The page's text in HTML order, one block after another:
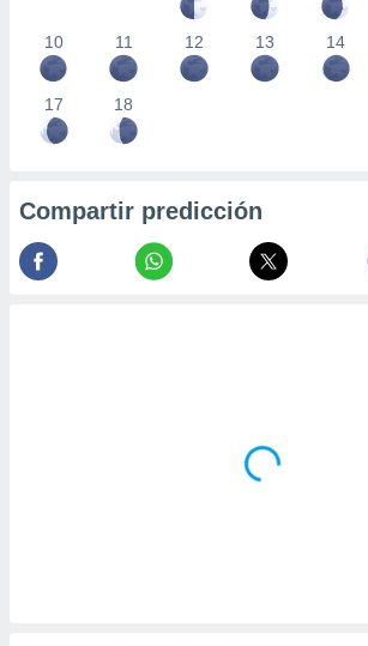
10 11 12 13 14
17 18
Compartir predicción